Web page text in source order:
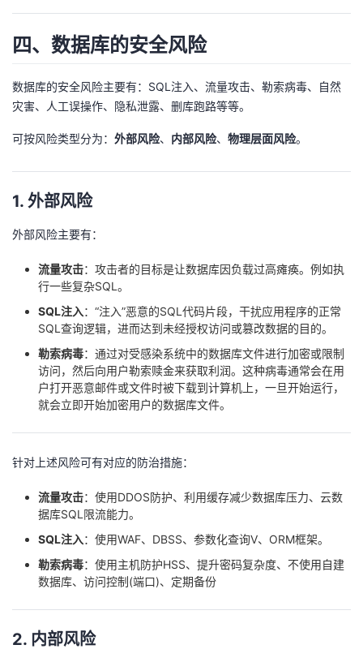
四、数据库的安全风险
数据库的安全风险主要有：SQL注入、流量攻击、勒索病毒、自然
灾害、人工误操作、隐私泄露、删库跑路等等。
可按风险类型分为： 外部风险、 内部风险、 物理层面风险。
1. 外部风险
外部风险主要有：
流量攻击：攻击者的目标是让数据库因负载过高瘫痪。例如执
行一些复杂SQL。
SQL注入：“注入”恶意的SQL代码片段，干扰应用程序的正常
SQL查询逻辑，进而达到未经授权访问或篡改数据的目的。
勒索病毒：通过对受感染系统中的数据库文件进行加密或限制
访问，然后向用户勒索赎金来获取利润。这种病毒通常会在用
户打开恶意邮件或文件时被下载到计算机上，一旦开始运行，
就会立即开始加密用户的数据库文件。
针对上述风险可有对应的防治措施：
流量攻击：使用DDOS防护、利用缓存减少数据库压力、云数
据库SQL限流能力。
SQL注入：使用WAF、DBSS、参数化查询V、ORM框架。
勒索病毒：使用主机防护HSS、提升密码复杂度、不使用自建
数据库、访问控制(端口)、定期备份
2. 内部风险